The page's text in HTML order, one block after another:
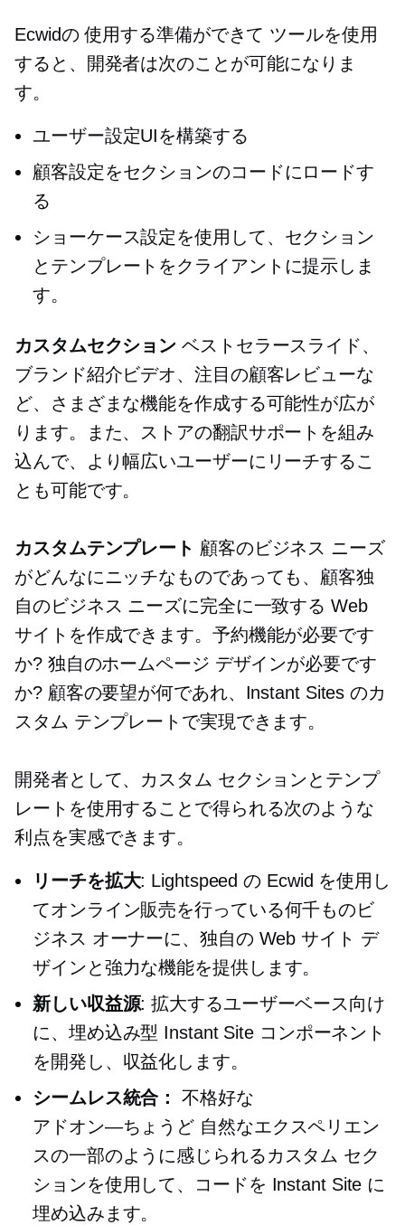
Ecwidの使用する準備ができて ツールを使用
すると、開発者は次のことが可能になりま
す。
ユーザー設定UIを構築する
顧客設定をセクションのコードにロードす
る
ショーケース設定を使用して、セクション
とテンプレートをクライアントに提示しま
す。
カスタムセクション ベストセラースライド、
ブランド紹介ビデオ、注目の顧客レビューな
ど、さまざまな機能を作成する可能性が広が
ります。また、ストアの翻訳サポートを組み
込んで、より幅広いユーザーにリーチするこ
とも可能です。
カスタムテンプレート 顧客のビジネス ニーズ
がどんなにニッチなものであっても、顧客独
自のビジネス ニーズに完全に一致する Web
サイトを作成できます。予約機能が必要です
か? 独自のホームページ デザインが必要です
か? 顧客の要望が何であれ、Instant Sites のカ
スタム テンプレートで実現できます。
開発者として、カスタム セクションとテンプ
レートを使用することで得られる次のような
利点を実感できます。
リーチを拡大: Lightspeed の Ecwid を使用し
てオンライン販売を行っている何千ものビ
ジネス オーナーに、独自の Web サイト デ
ザインと強力な機能を提供します。
新しい収益源: 拡大するユーザーベース向け
に、埋め込み型 Instant Site コンポーネント
を開発し、収益化します。
シームレス統合：
不格好な
アドオン—ちょうど 自然なエクスペリエン
スの一部のように感じられるカスタム セク
ションを使用して、コードを Instant Site に
埋め込みます。